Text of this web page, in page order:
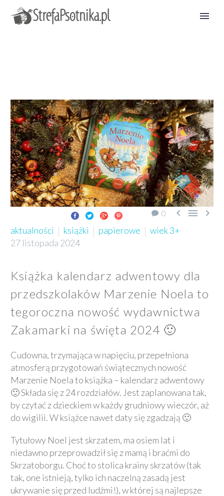
0   
aktualności książki papierowe
wiek 3+
27 listopada 2024
Książka kalendarz adwentowy dla
przedszkolaków Marzenie Noela to
tegoroczna nowość wydawnictwa
Zakamarki na święta 2024 🙂
Cudowna, trzymająca w napięciu, przepełniona
atmosferą przygotowań świątecznych nowość
Marzenie Noela to książka – kalendarz adwentowy
🙂 Składa się z 24 rozdziałów. Jest zaplanowana tak,
by czytać z dzieckiem w każdy grudniowy wieczór, aż
do wigilii. W książce nawet daty się zgadzają 🙂
Tytułowy Noel jest skrzatem, ma osiem lat i
niedawno przeprowadził się z mamą i braćmi do
Skrzatoborgu. Choć to stolica krainy skrzatów (tak
tak, one istnieją, tylko ich naczelną zasadą jest
ukrywanie się przed ludźmi!), w której są najlepsze